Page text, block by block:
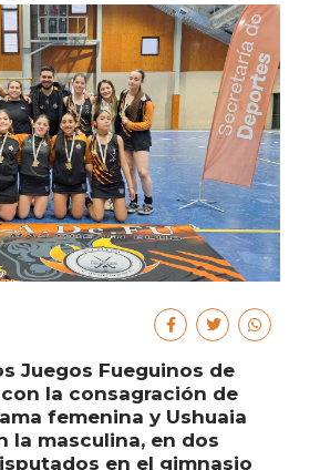
Juegos Fueguinos de
la consagración de
femenina y Ushuaia
la masculina, en dos
en el gimnasio